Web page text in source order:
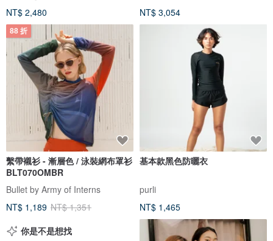
NT$ 2,480
NT$ 3,054
88 折
繫帶襯衫 - 漸層色 / 泳裝網布罩衫
BLT070OMBR
Bullet by Army of Interns
NT$ 1,189 NT$ 1,351
基本款黑色防曬衣
purli
NT$ 1,465
你是不是想找